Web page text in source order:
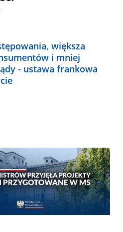
większa
i mniej
- ustawa frankowa